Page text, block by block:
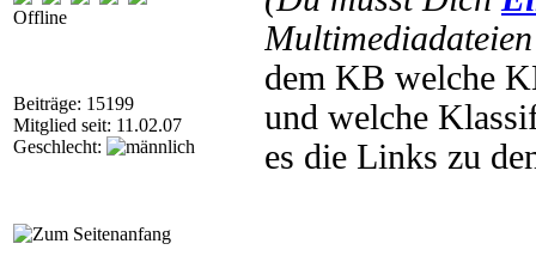
Offline
Beiträge: 15199
Mitglied seit: 11.02.07
Geschlecht:
dem KB welche
und welche
es die Links zu